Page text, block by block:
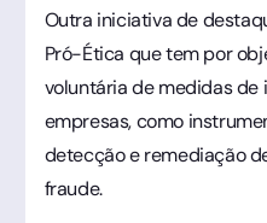
Outra iniciativa de
Pró-Ética que tem por
voluntária de medidas de
empresas, como
detecção e remediação
fraude.